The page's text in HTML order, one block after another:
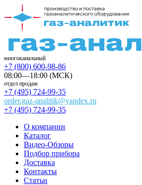
многоканальный
+7 (800) 600-98-86
08:00—18:00 (МСК)
отдел продаж
+7 (495) 724-99-35
order.gaz-analitik@yandex.ru
+7 (495) 724-99-35
О компании
Каталог
Видео-Обзоры
Подбор прибора
Доставка
Контакты
Статьи